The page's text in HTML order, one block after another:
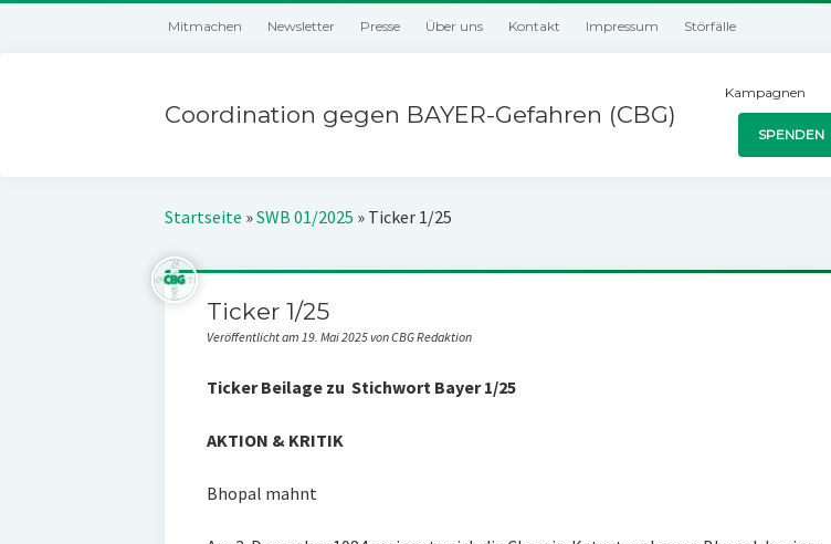
Mitmachen Newsletter Presse Über uns Kontakt Impressum Störfälle
Coordination gegen BAYER-Gefahren (CBG)
Kampagnen
SPENDEN
Startseite »SWB 01/2025 » Ticker 1/25
Ticker 1/25
Veröffentlicht am 19. Mai 2025 von CBG Redaktion
TickerBeilage zu Stichwort Bayer 1/25
AKTION & KRITIK
Bhopal mahnt